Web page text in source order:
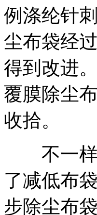
例涤纶针
尘布袋经
得到改进
覆膜除尘
收拾。
不一样
了减低布
步除尘布